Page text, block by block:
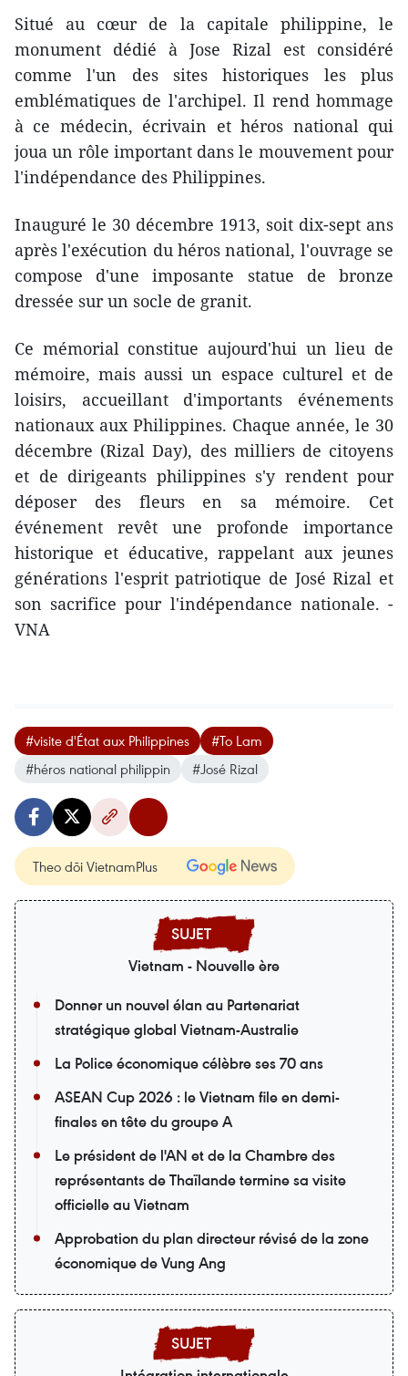
Situé au cœur de la capitale philippine, le
monument dédié à Jose Rizal est considéré
comme l'un des sites historiques les plus
emblématiques de l'archipel. Il rend hommage
à ce médecin, écrivain et héros national qui
joua un rôle important dans le mouvement pour
l'indépendance des Philippines.
​Inauguré le 30 décembre 1913, soit dix-sept ans
après l'exécution du héros national, l'ouvrage se
compose d'une imposante statue de bronze
dressée sur un socle de granit.
​Ce mémorial constitue aujourd'hui un lieu de
mémoire, mais aussi un espace culturel et de
loisirs, accueillant d'importants événements
nationaux aux Philippines. Chaque année, le 30
décembre (Rizal Day), des milliers de citoyens
et de dirigeants philippines s'y rendent pour
déposer des fleurs en sa mémoire. Cet
événement revêt une profonde importance
historique et éducative, rappelant aux jeunes
générations l'esprit patriotique de José Rizal et
son sacrifice pour l'indépendance nationale. -
VNA
#visite d'État aux Philippines
#To Lam
#héros national philippin
#José Rizal
Theo dõi VietnamPlus
Vietnam - Nouvelle ère
Donner un nouvel élan au Partenariat
stratégique global Vietnam-Australie
La Police économique célèbre ses 70 ans
ASEAN Cup 2026 : le Vietnam file en demi-
finales en tête du groupe A
Le président de l'AN et de la Chambre des
représentants de Thaïlande termine sa visite
officielle au Vietnam
Approbation du plan directeur révisé de la zone
économique de Vung Ang